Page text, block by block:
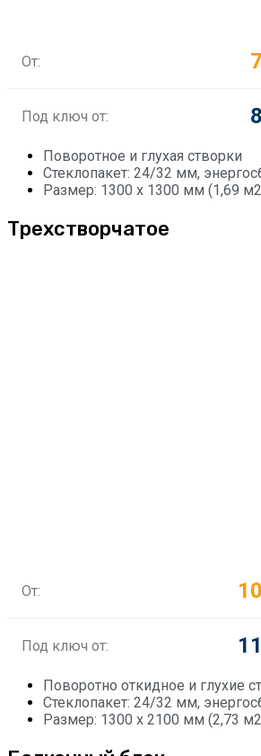
От:
Под ключ от:
Поворотное и глухая створки
Стеклопакет: 24/32 мм,
Размер: 1300 х 1300 мм (1,69
Трехстворчатое
От:
Под ключ от:
Поворотно откидное и глухие
Стеклопакет: 24/32 мм,
Размер: 1300 х 2100 мм (2,73